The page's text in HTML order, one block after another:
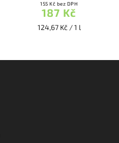
155 Kč bez DPH
187 Kč
124,67 Kč / 1 l